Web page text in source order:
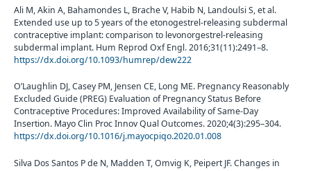
Ali M, Akin A, Bahamondes L, Brache V, Habib N, Landoulsi S, et al.
Extended use up to 5 years of the etonogestrel-releasing subdermal
contraceptive implant: comparison to levonorgestrel-releasing
subdermal implant. Hum Reprod Oxf Engl. 2016;31(11):2491–8.
https://dx.doi.org/10.1093/humrep/dew222
O’Laughlin DJ, Casey PM, Jensen CE, Long ME. Pregnancy Reasonably
Excluded Guide (PREG) Evaluation of Pregnancy Status Before
Contraceptive Procedures: Improved Availability of Same-Day
Insertion. Mayo Clin Proc Innov Qual Outcomes. 2020;4(3):295–304.
https://dx.doi.org/10.1016/j.mayocpiqo.2020.01.008
Silva Dos Santos P de N, Madden T, Omvig K, Peipert JF. Changes in